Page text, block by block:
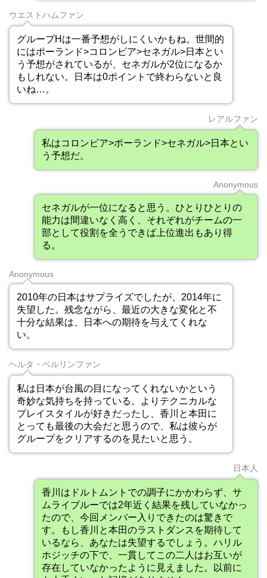
ウエストハムファン
グループHは一番予想がしにくいかもね。世間的
にはポーランド>コロンビア>セネガル>日本とい
う予想がされているが、セネガルが2位になるか
もしれない。日本は0ポイントで終わらないと良
いね…。
レアルファン
私はコロンビア>ポーランド>セネガル>日本とい
う予想だ。
Anonymous
セネガルが一位になると思う。ひとりひとりの
能力は間違いなく高く、それぞれがチームの一
部として役割を全うできば上位進出もあり得
る。
Anonymous
2010年の日本はサプライズでしたが、2014年に
失望した。残念ながら、最近の大きな変化と不
十分な結果は、日本への期待を与えてくれな
い。
ヘルタ・ベルリンファン
私は日本が台風の目になってくれないかという
奇妙な気持ちを持っている。よりテクニカルな
プレイスタイルが好きだったし、香川と本田に
とっても最後の大会だと思うので、私は彼らが
グループをクリアするのを見たいと思う。
日本人
香川はドルトムントでの調子にかかわらず、サ
ムライブルーでは2年近く結果を残していなかっ
たので、今回メンバー入りできたのは驚きで
す。もし香川と本田のラストダンスを期待して
いるなら、あなたは失望するでしょう。ハリル
ホジッチの下で、一貫してこの二人はお互いが
存在していなかったように見えました。以前に